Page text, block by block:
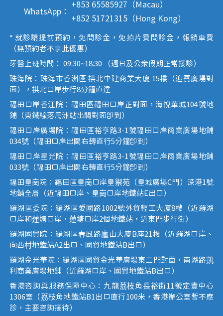
WhatsApp：
+853 65585927（Macau）
+852 51721315（Hong Kong）
* 就診請提前預約，免問診金，免拍片費問診金，報銷車費
（無預約者不享此優惠）
牙醫上班時間： 09:30~18:30 （週日及公眾假期正常接診）
珠海院：珠海市香洲區 拱北中建商業大廈 15樓（迎賓廣場對
面），拱北口岸步行8分鐘直達
福田口岸香江院：福田區福田口岸正對面，海悅華城104號地
鋪（東鐵線落馬洲站出關對面即到）
福田口岸廣場院：福田區裕亨路3-1號福田口岸商業廣場地鋪
034號（福田口岸出關右轉直行5分鐘即到）
福田口岸星光院：福田區裕亨路3-1號福田口岸商業廣場地鋪
033號（福田口岸出關右轉直行5分鐘即到）
福田皇崗院：福田區皇崗口岸皇禦苑（皇城廣場C門）深港1號
地鋪全層（近福田口岸、皇崗口岸地鐵站E出口）
羅湖區委院：羅湖區愛國路1002號外貿輕工大廈8樓（近羅湖
口岸和蓮塘口岸，蓮塘口岸2個地鐵站，近東門步行街）
羅湖國貿院：羅湖區春風路廬山大廈B座21樓（近羅湖口岸、
向西村地鐵站A2出口、國貿地鐵站B出口）
羅湖金光華院：羅湖區國貿金光華廣場東二門對面，南湖路凱
利商業廣場地鋪（近羅湖口岸、國貿地鐵站B出口）
香港咨詢與服務保障中心：九龍荔枝角長裕街11號定豐中心
1306室（荔枝角地鐵站B1出口直行100米，香港辦公室暫不應
診，主要咨詢接待）